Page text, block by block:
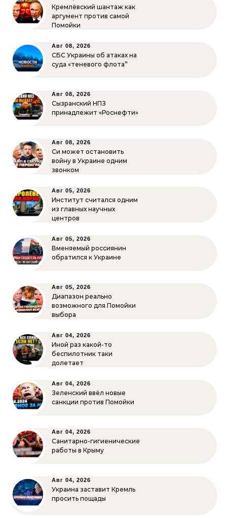
Кремлёвский шантаж как
аргумент против самой
Помойки
Авг 08, 2026
СБС Украины об атаках на
суда «теневого флота”
Авг 08, 2026
Сызранский НПЗ
принадлежит «Роснефти»
Авг 08, 2026
Си может остановить
войну в Украине одним
звонком
Авг 05, 2026
Институт считался одним
из главных научных
центров
Авг 05, 2026
Вменяемый россиянин
обратился к Украине
Авг 05, 2026
Диапазон реально
возможного для Помойки
выбора
Авг 04, 2026
Иной раз какой-то
беспилотник таки
долетает
Авг 04, 2026
Зеленский ввёл новые
санкции против Помойки
Авг 04, 2026
Санитарно-гигиенические
работы в Крыму
Авг 04, 2026
Украина заставит Кремль
просить пощады